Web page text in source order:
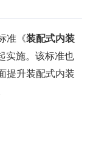
准《装配式内装
实施。该标准也
提升装配式内装